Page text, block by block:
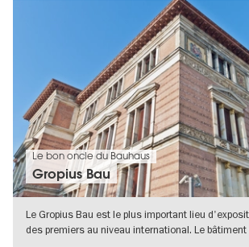
Le bon oncle du Bauhaus
Gropius Bau
Le Gropius Bau est le plus important lieu
des premiers au niveau international. Le